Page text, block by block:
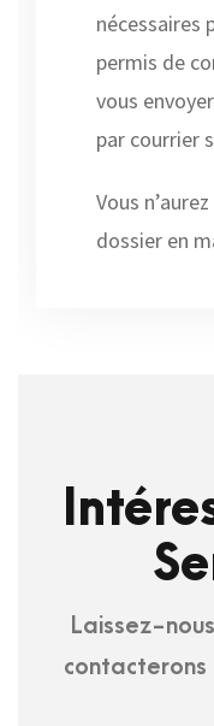
nécessaires
permis de
vous
par courrier
Vous
dossier en
Laissez-
contacterons